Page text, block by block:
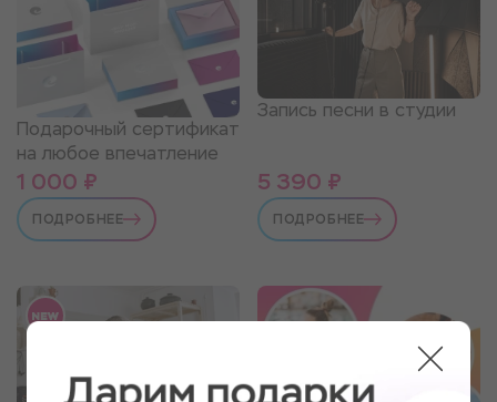
Подарочный сертификат
на любое впечатление
1 000 ₽
ПОДРОБНЕЕ
Запись песни в студии
5 390 ₽
ПОДРОБНЕЕ